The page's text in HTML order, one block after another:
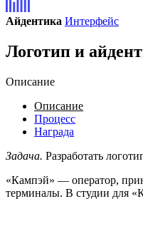
Айдентика Интерфейс
Логотип и
Описание
Описание
Процесс
Награда
Задача. Разработать
«Кампэй» — оператор,
терминалы. В студии для